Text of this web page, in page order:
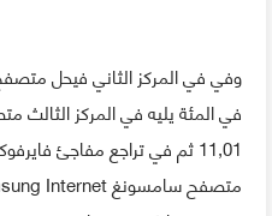
في المئة يليه في المركز